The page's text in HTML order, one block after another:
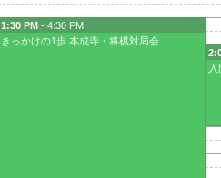
1:30 PM - 4:30 PM
きっかけの1歩 本成寺・将棋対局会